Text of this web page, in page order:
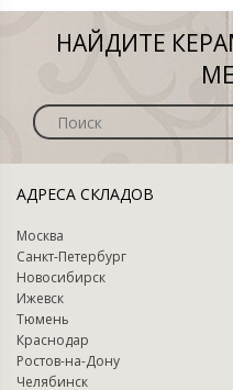
НАЙДИТЕ
АДРЕСА СКЛАДОВ
Москва
Санкт-Петербург
Новосибирск
Ижевск
Тюмень
Краснодар
Ростов-на-Дону
Челябинск